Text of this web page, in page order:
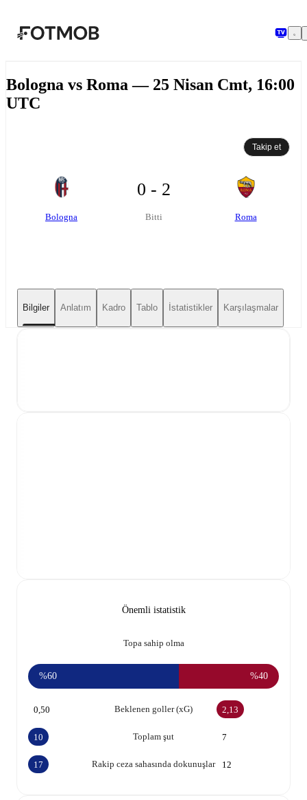
Bologna vs Roma — 25 Nisan Cmt, 16:00
UTC
Takip et
Bologna
0 - 2
Bitti Roma
Bilgiler Anlatım Kadro Tablo İstatistikler Karşılaşmalar
Önemli istatistik
Topa sahip olma
%60 %40
Beklenen goller (xG)
0,50 2,13
Toplam şut
10 7
Rakip ceza sahasında dokunuşlar
17 12